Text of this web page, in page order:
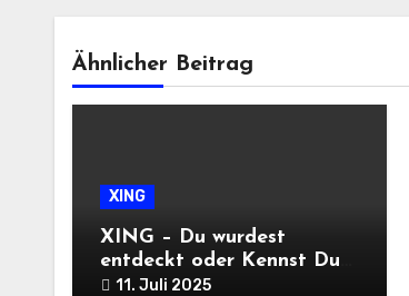
Ähnlicher Beitrag
XING
XING – Du wurdest
entdeckt oder Kennst Du
diesen HR-Profi oder
11. Juli 2025